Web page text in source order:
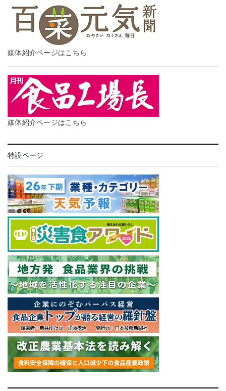
媒体紹介ページはこちら
媒体紹介ページはこちら
特設ページ